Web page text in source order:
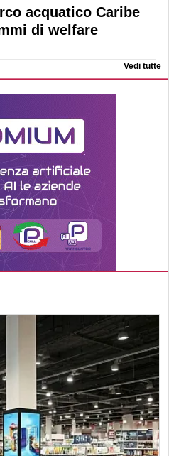
acquatico Caribe
di welfare
Vedi tutte